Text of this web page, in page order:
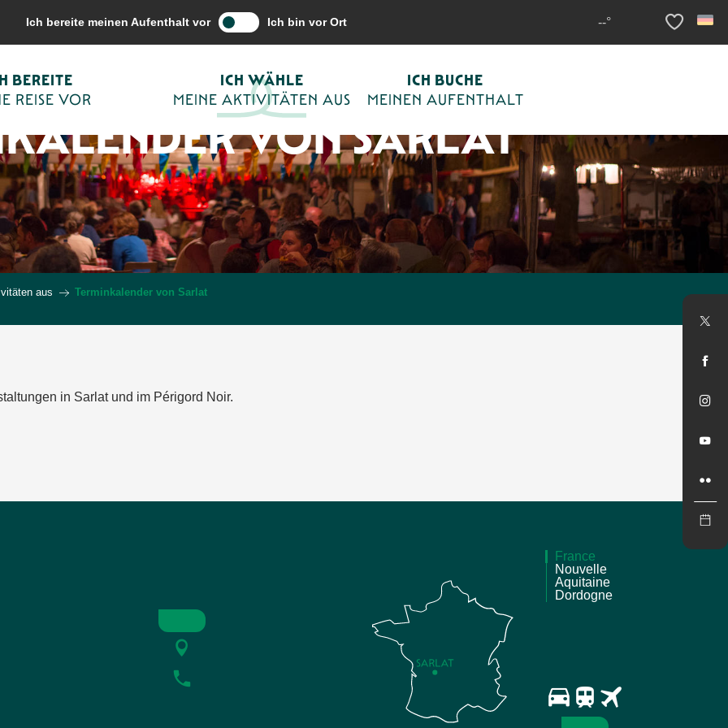
Ich bereite meinen Aufenthalt vor Ich bin vor Ort
--°
Voir les
BEREITE
REISE VOR
ICH WÄHLE
MEINE AKTIVITÄTEN AUS
ICH BUCHE
MEINEN AUFENTHALT
VON SARLAT
aus Terminkalender von Sarlat
in Sarlat und im Périgord Noir.
France
Nouvelle
Aquitaine
Dordogne